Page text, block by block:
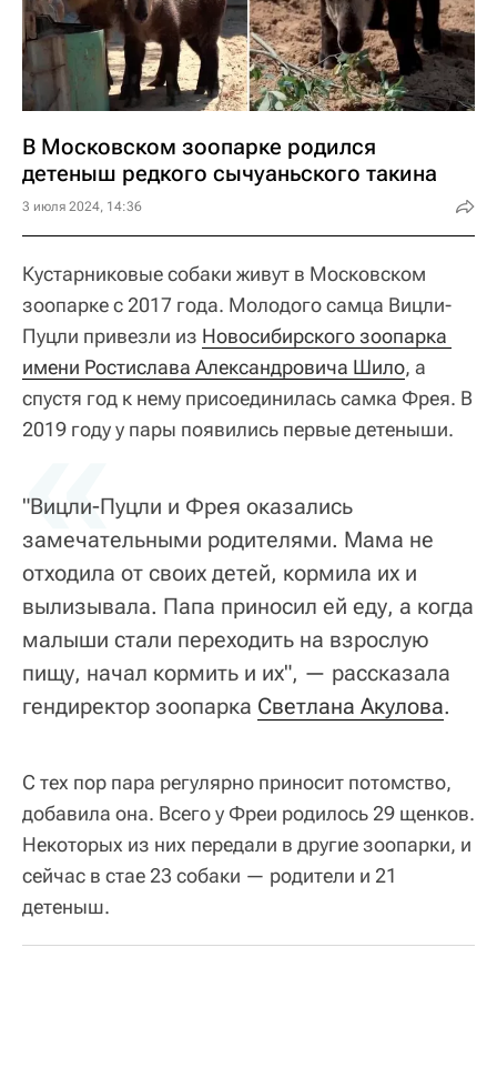
В Московском зоопарке родился
детеныш редкого сычуаньского такина
3 июля 2024, 14:36
Кустарниковые собаки живут в Московском
зоопарке с 2017 года. Молодого самца Вицли-
Пуцли привезли из Новосибирского зоопарка
имени Ростислава Александровича Шило, а
спустя год к нему присоединилась самка Фрея. В
2019 году у пары появились первые детеныши.
«
"Вицли-Пуцли и Фрея оказались
замечательными родителями. Мама не
отходила от своих детей, кормила их и
вылизывала. Папа приносил ей еду, а когда
малыши стали переходить на взрослую
пищу, начал кормить и их", — рассказала
гендиректор зоопарка Светлана Акулова.
С тех пор пара регулярно приносит потомство,
добавила она. Всего у Фреи родилось 29 щенков.
Некоторых из них передали в другие зоопарки, и
сейчас в стае 23 собаки — родители и 21
детеныш.